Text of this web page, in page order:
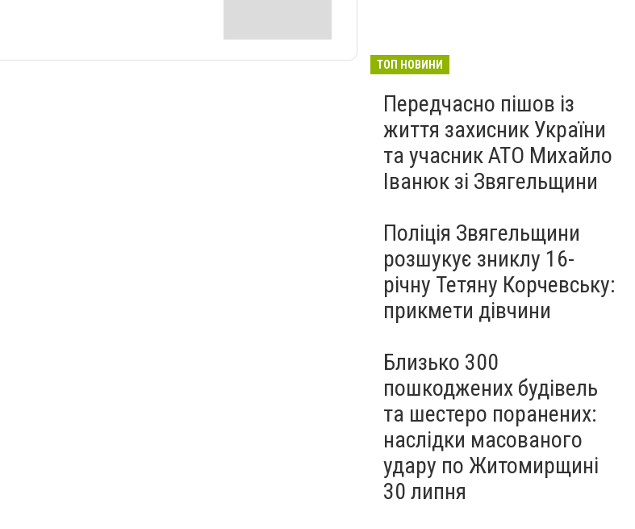
ТОП НОВИНИ
Передчасно пішов із
життя захисник України
та учасник АТО Михайло
Іванюк зі Звягельщини
Поліція Звягельщини
розшукує зниклу 16-
річну Тетяну Корчевську:
прикмети дівчини
Близько 300
пошкоджених будівель
та шестеро поранених:
наслідки масованого
удару по Житомирщині
30 липня